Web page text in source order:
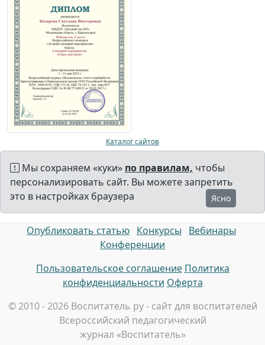
Каталог сайтов
Мы сохраняем «куки» по правилам, чтобы
персонализировать сайт. Вы можете запретить
это в настройках браузера
Ясно
Опубликовать статью Конкурсы
Вебинары
Конференции
Пользовательское соглашение Политика
конфиденциальности Оферта
© 2010 - 2026 Воспитатель ру - сайт для воспитателей
Всероссийский педагогический
журнал «Воспитатель»